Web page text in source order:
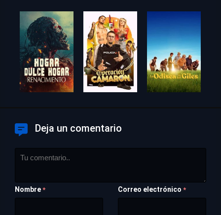
Deja un comentario
Nombre * Correo electrónico *